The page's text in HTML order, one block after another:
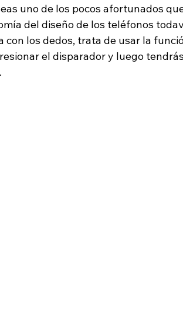
uno de los pocos afortunados
del diseño de los teléfonos
con los dedos, trata de usar la
el disparador y luego